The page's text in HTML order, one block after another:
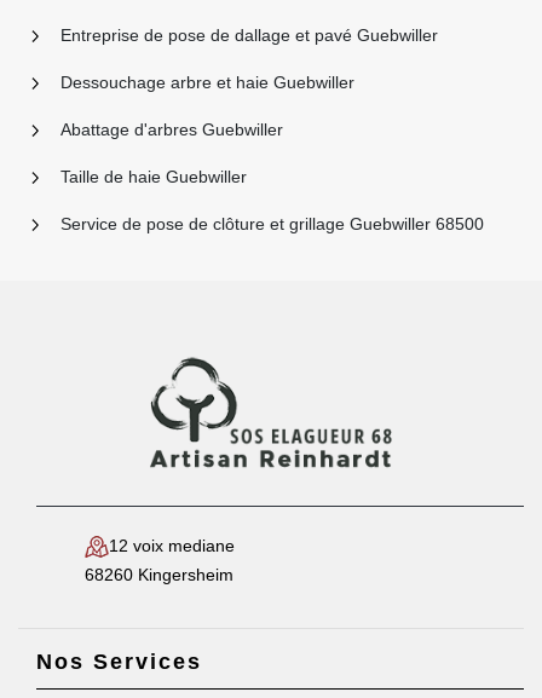
Entreprise de pose de dallage et pavé Guebwiller
Dessouchage arbre et haie Guebwiller
Abattage d'arbres Guebwiller
Taille de haie Guebwiller
Service de pose de clôture et grillage Guebwiller 68500
12 voix mediane
68260 Kingersheim
Nos Services